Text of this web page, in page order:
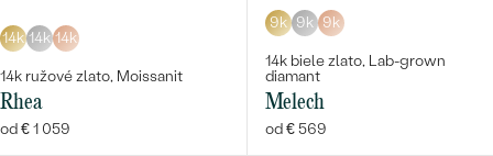
14k 14k 14k
14k ružové zlato, Moissanit
Rhea
od € 1 059
9k 9k 9k
14k biele zlato, Lab-grown
diamant
Melech
od € 569